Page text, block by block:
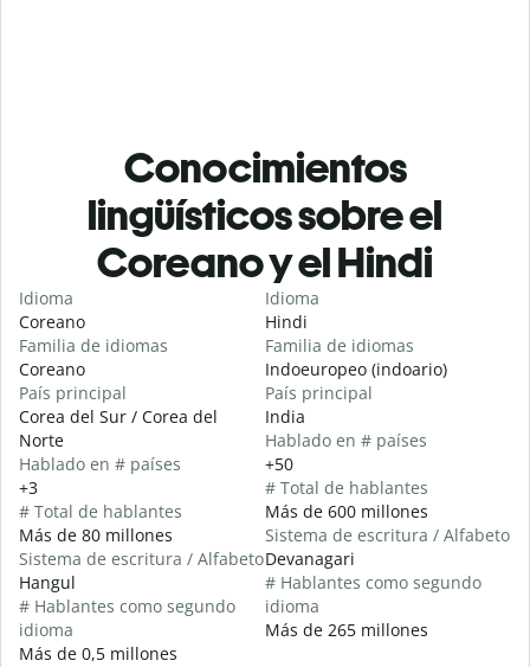
Conocimientos
lingüísticos sobre el
Coreano y el Hindi
Idioma
Coreano
Familia de idiomas
Coreano
País principal
Corea del Sur / Corea del
Norte
Hablado en # países
+3
# Total de hablantes
Más de 80 millones
Sistema de escritura / Alfabeto
Hangul
# Hablantes como segundo
idioma
Más de 0,5 millones
Idioma
Hindi
Familia de idiomas
Indoeuropeo (indoario)
País principal
India
Hablado en # países
+50
# Total de hablantes
Más de 600 millones
Sistema de escritura / Alfabeto
Devanagari
# Hablantes como segundo
idioma
Más de 265 millones